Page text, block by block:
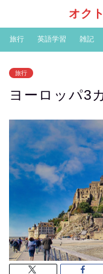
オク
旅行 英語学習 雑記
旅行
ヨーロッパ